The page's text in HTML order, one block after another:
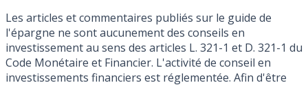
Les articles et commentaires publiés sur le guide de
l'épargne ne sont aucunement des conseils en
investissement au sens des articles L. 321-1 et D. 321-1 du
Code Monétaire et Financier. L'activité de conseil en
investissements financiers est réglementée. Afin d'être